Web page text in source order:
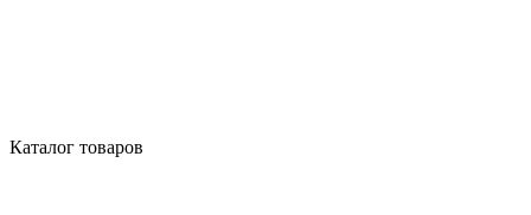
Каталог товаров